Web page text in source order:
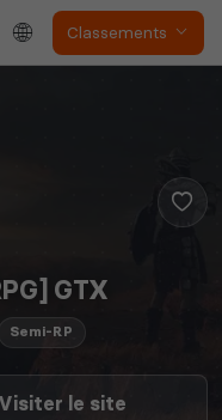
Classements
Atlas
Nights
GTX
Semi-RP
Visiter le site